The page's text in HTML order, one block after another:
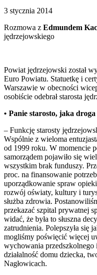
3 stycznia 2014
Rozmowa z Edmundem
jędrzejowskiego
Powiat jędrzejowski został
Euro Powiatu. Statuetkę i
Warszawie w obecności
osobiście odebrał starosta
• Panie starosto, jaka
– Funkcję starosty
Wspólnie z wieloma
od 1999 roku. W momencie
samorządem pojawiło się
wszystkim brak funduszy.
proc. na finansowanie
uporządkowanie spraw
rozwój oświaty, kultury i
służba zdrowia.
przekazać szpital prywatnej
widać, że była to słuszna
zatrudnienia. Polepszyła się
mogliśmy poświęcić więcej
wychowania
działalność domu dziecka,
Nagłowicach.